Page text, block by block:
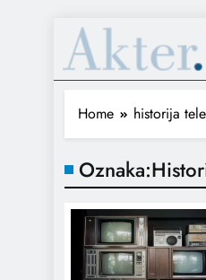
Home historija
Oznaka: